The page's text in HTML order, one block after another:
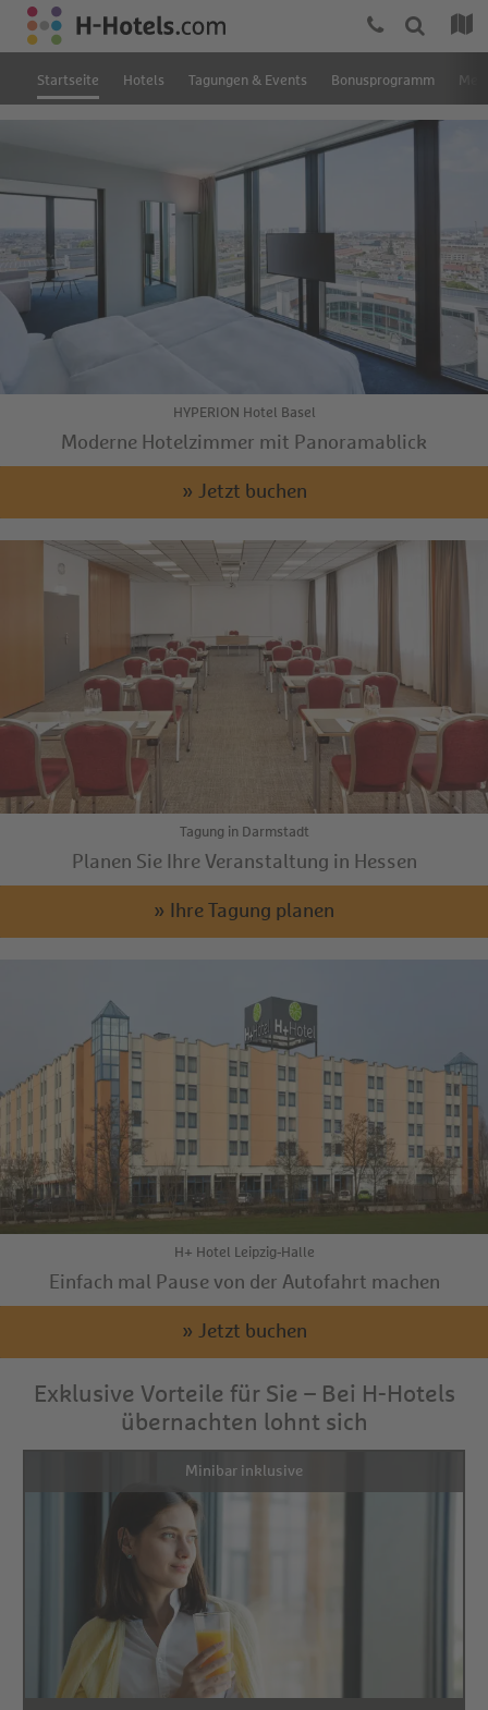
Startseite Hotels Tagungen & Events Bonusprogramm
HYPERION Hotel Basel
Moderne Hotelzimmer mit Panoramablick
» Jetzt buchen
Tagung in Darmstadt
Planen Sie Ihre Veranstaltung in Hessen
» Ihre Tagung planen
H+ Hotel Leipzig-Halle
Einfach mal Pause von der Autofahrt machen
» Jetzt buchen
Exklusive Vorteile für Sie – Bei H-Hotels
übernachten lohnt sich
Minibar inklusive